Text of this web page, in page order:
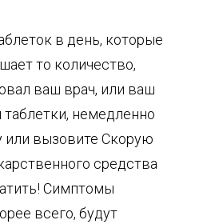
в день, которые
то количество,
ваш врач, или ваш
немедленно
или вызовите Скорую
средства
Симптомы
всего, будут